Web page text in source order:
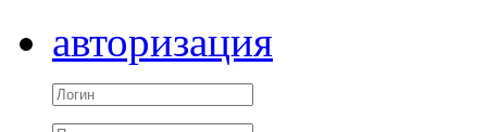
авторизация